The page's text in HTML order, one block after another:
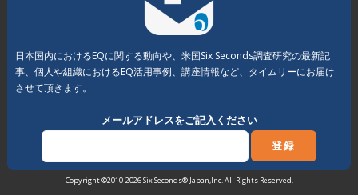
日本国内におけるEQに関する動向や、米国Six Seconds調査研究の最新記
事、個人や組織におけるEQ活用事例、講座情報など、タイムリーにお届け
させて頂きます。
メールアドレスをご記入ください
Copyright ©2010-2026 Six Seconds® Japan,Inc. All Rights Reserved.